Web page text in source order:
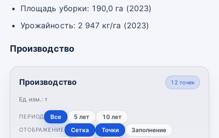
Площадь уборки: 190,0 га (2023)
Урожайность: 2 947 кг/га (2023)
Производство
Производство
Ед. изм.: т
12 точек
ПЕРИОД Все 5 лет 10 лет
ОТОБРАЖЕНИЕ Сетка Точки Заполнение